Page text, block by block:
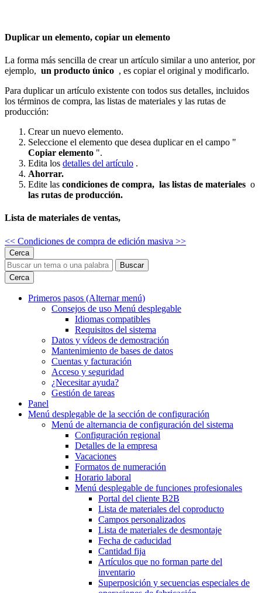
Duplicar un elemento, copiar un elemento
La forma más sencilla de crear un artículo similar a uno anterior, por
ejemplo, un producto único , es copiar el original y modificarlo.
Para duplicar un artículo existente con todos sus detalles, incluidos
los términos de compra, las listas de materiales y las rutas de
producción:
Crear un nuevo elemento.
Seleccione el elemento que desea duplicar en el campo "
Copiar elemento ".
Edita los detalles del artículo .
Ahorrar.
Edite las condiciones de compra, las listas de materiales o
las rutas de producción.
Lista de materiales de ventas,
<< Condiciones de compra de edición masiva >>
Cerca
Buscar
Cerca
Primeros pasos (Alternar menú)
Consejos de uso Menú desplegable
Idiomas compatibles
Requisitos del sistema
Datos y vídeos de demostración
Mantenimiento de bases de datos
Cuentas y facturación
Acceso y seguridad
¿Necesitar ayuda?
Gestión de tareas
Panel
Menú desplegable de la sección de configuración
Menú de alternancia de configuración del sistema
Configuración regional
Detalles de la empresa
Vacaciones
Formatos de numeración
Horario laboral
Menú desplegable de funciones profesionales
Portal del cliente B2B
Lista de materiales del coproducto
Campos personalizados
Lista de materiales de desmontaje
Fecha de caducidad
Cantidad fija
Artículos que no forman parte del
inventario
Superposición y secuencias especiales de